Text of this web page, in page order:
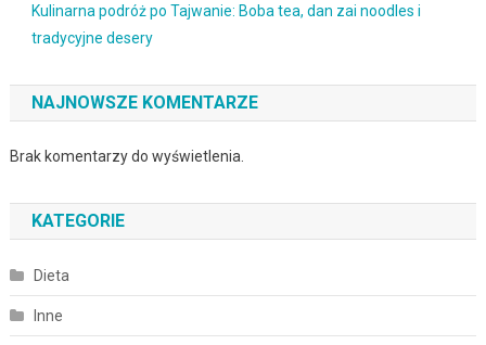
Kulinarna podróż po Tajwanie: Boba tea, dan zai noodles i
tradycyjne desery
NAJNOWSZE KOMENTARZE
Brak komentarzy do wyświetlenia.
KATEGORIE
Dieta
Inne